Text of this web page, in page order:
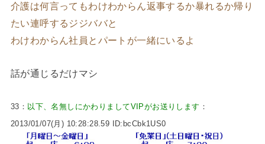
介護は何言ってもわけわからん返事するか暴れるか帰り
たい連呼するジジババと
わけわからん社員とパートが一緒にいるよ
話が通じるだけマシ
33： 以下、名無しにかわりましてVIPがお送りします ：
2013/01/07(月) 10:28:28.59 ID:bcCbk1US0